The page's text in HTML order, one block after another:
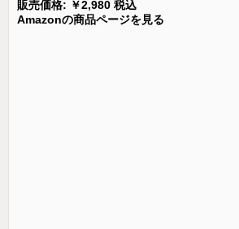
販売価格: ￥2,980 税込
Amazonの商品ページを見る